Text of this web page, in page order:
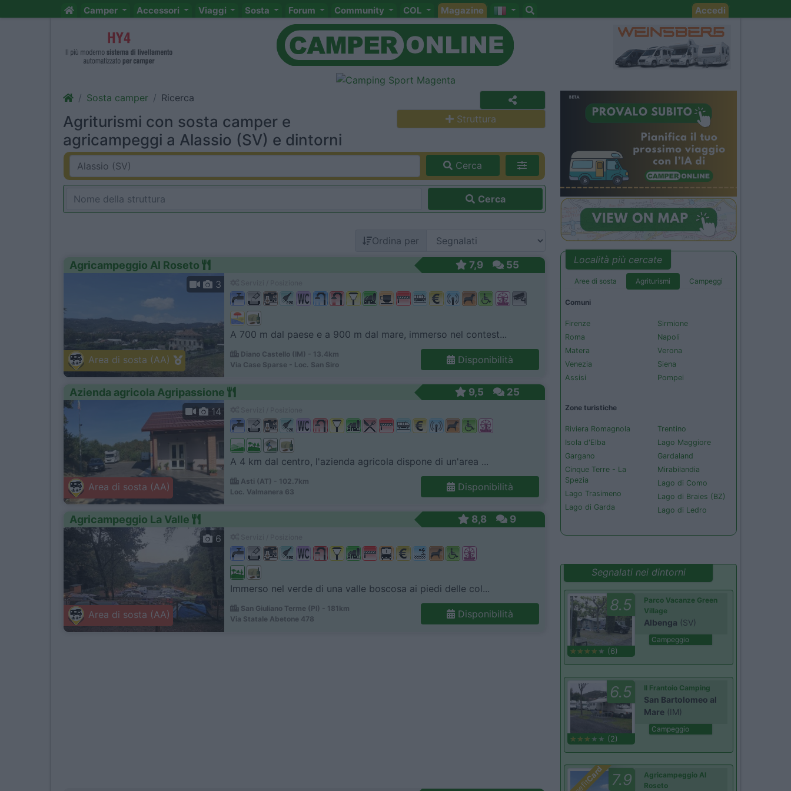
Camper Accessori Viaggi Sosta Forum Community COL Magazine Accedi
Sosta camper Ricerca
Agriturismi con sosta camper e
agricampeggi a Alassio (SV) e dintorni
Struttura
Cerca
Cerca
Ordina per
Agricampeggio Al Roseto 7,9 55
Area di sosta (AA)
3
A 700 m dal paese e a 900 m dal mare, immerso nel contest...
Diano Castello (IM) - 13.4km
Via Case Sparse - Loc. San Siro
Disponibilità
Azienda agricola Agripassione 9,5 25
Area di sosta (AA)
14
A 4 km dal centro, l'azienda agricola dispone di un'area ...
Asti (AT) - 102.7km
Loc. Valmanera 63
Disponibilità
Agricampeggio La Valle 8,8 9
Area di sosta (AA)
6
Immerso nel verde di una valle boscosa ai piedi delle col...
San Giuliano Terme (PI) - 181km
Via Statale Abetone 478
Disponibilità
Località più cercate
Aree di sosta Agriturismi Campeggi
Comuni
Firenze
Roma
Matera
Venezia
Assisi
Sirmione
Napoli
Verona
Siena
Pompei
Zone turistiche
Riviera Romagnola
Isola d'Elba
Gargano
Cinque Terre - La
Spezia
Lago Trasimeno
Lago di Garda
Trentino
Lago Maggiore
Gardaland
Mirabilandia
Lago di Como
Lago di Braies (BZ)
Lago di Ledro
Segnalati nei dintorni
8.5
(6)
Parco Vacanze Green
Village
Albenga (SV)
Campeggio
6.5
(2)
Il Frantoio Camping
San Bartolomeo al
Mare (IM)
Campeggio
Card 7.9
Agricampeggio Al
Roseto